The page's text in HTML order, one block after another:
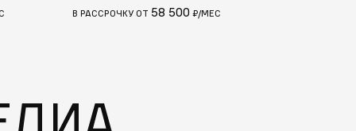
В РАССРОЧКУ ОТ 58 500 ₽/МЕС